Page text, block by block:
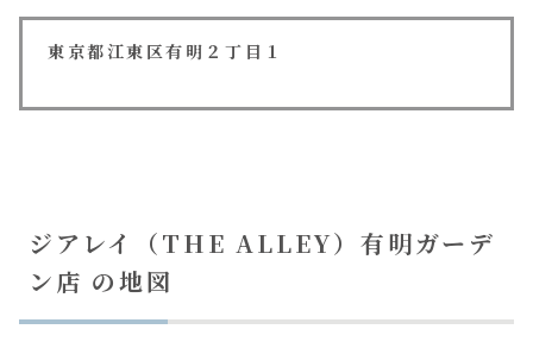
東京都江東区有明２丁目１
ジアレイ（THE ALLEY）有明ガーデ
ン店 の地図